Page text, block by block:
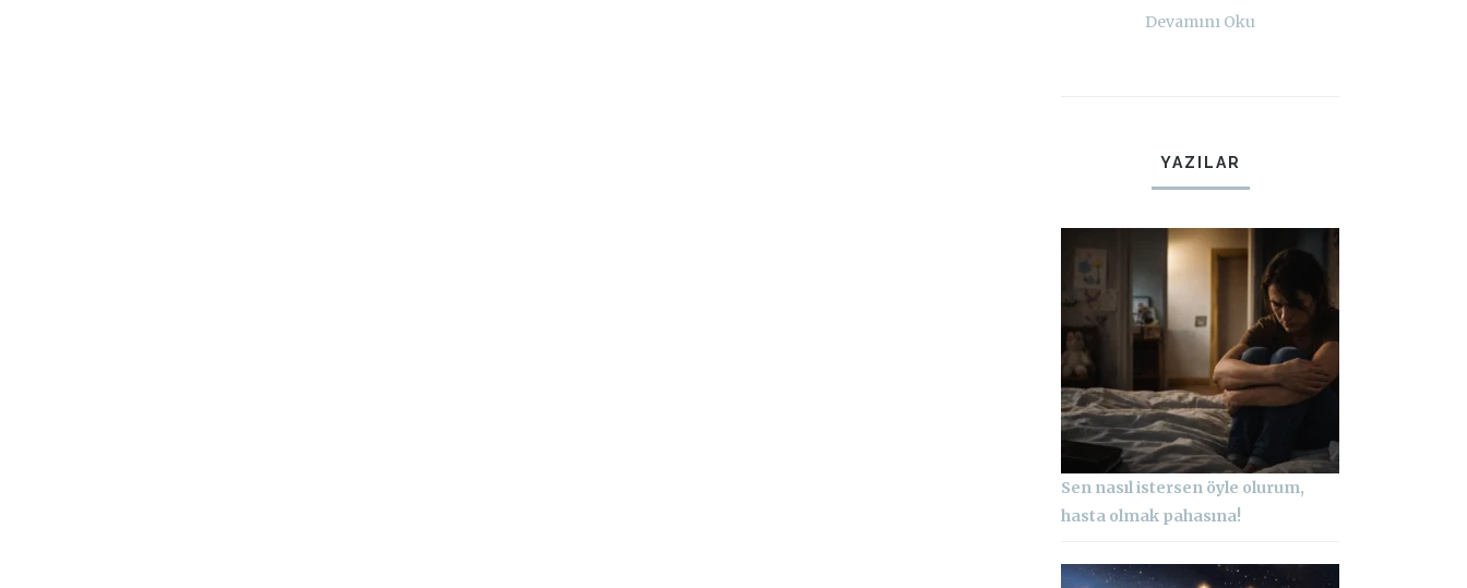
Devamını Oku
YAZILAR
Sen nasıl istersen öyle olurum,
hasta olmak pahasına!